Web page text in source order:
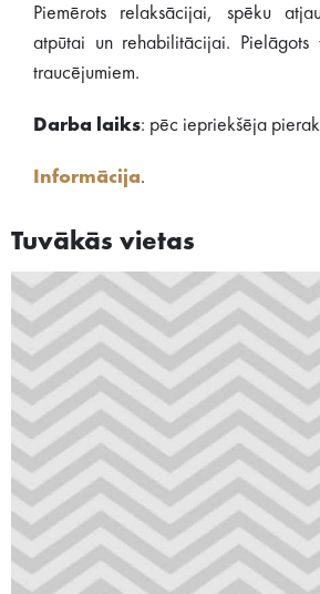
Piemērots relaksācijai, spēku
atpūtai un rehabilitācijai. Pielāgots
traucējumiem.
Darba laiks: pēc iepriekšēja
Informācija.
Tuvākās vietas